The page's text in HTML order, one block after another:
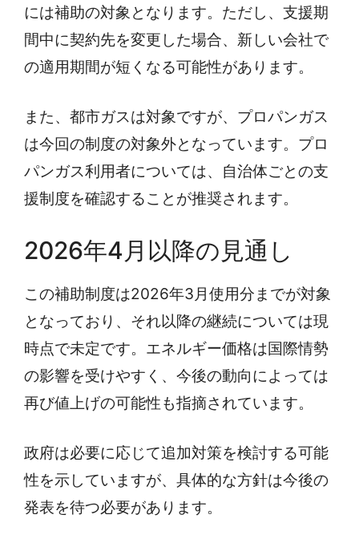
には補助の対象となります。ただし、支援期
間中に契約先を変更した場合、新しい会社で
の適用期間が短くなる可能性があります。
また、都市ガスは対象ですが、プロパンガス
は今回の制度の対象外となっています。プロ
パンガス利用者については、自治体ごとの支
援制度を確認することが推奨されます。
2026年4月以降の見通し
この補助制度は2026年3月使用分までが対象
となっており、それ以降の継続については現
時点で未定です。エネルギー価格は国際情勢
の影響を受けやすく、今後の動向によっては
再び値上げの可能性も指摘されています。
政府は必要に応じて追加対策を検討する可能
性を示していますが、具体的な方針は今後の
発表を待つ必要があります。